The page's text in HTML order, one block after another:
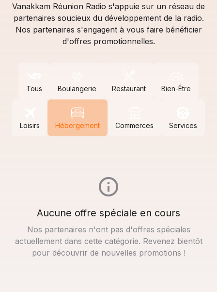
Vanakkam Réunion Radio s'appuie sur un réseau de
partenaires soucieux du développement de la radio.
Nos partenaires s'engagent à vous faire bénéficier
d'offres promotionnelles.
Tous Boulangerie Restaurant Bien-Être
Loisirs Hébergement Commerces Services
Aucune offre spéciale en cours
Nos partenaires n'ont pas d'offres spéciales
actuellement dans cette catégorie. Revenez bientôt
pour découvrir de nouvelles promotions !